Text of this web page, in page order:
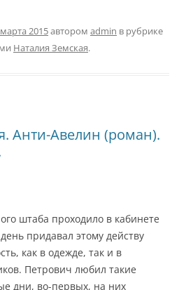
2015автором admin в рубрике
Наталия Земская.
Анти-Авелин (роман).
штаба проходило в кабинете
придавал этому действу
как в одежде, так и в
Петрович любил такие
дни, во-первых, на них